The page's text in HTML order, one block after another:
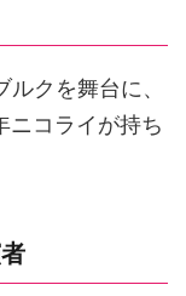
クを舞台に、
ニコライが持ち